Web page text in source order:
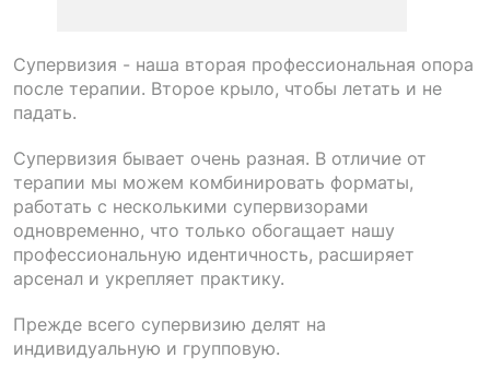
Супервизия - наша вторая профессиональная опора
после терапии. Второе крыло, чтобы летать и не
падать.
Супервизия бывает очень разная. В отличие от
терапии мы можем комбинировать форматы,
работать с несколькими супервизорами
одновременно, что только обогащает нашу
профессиональную идентичность, расширяет
арсенал и укрепляет практику.
Прежде всего супервизию делят на
индивидуальную и групповую.